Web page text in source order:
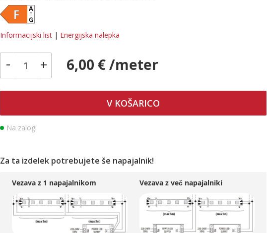
Informacijski list | Energijska nalepka
- + 6,00 € /meter
V KOŠARICO
Na zalogi
Za ta izdelek potrebujete še napajalnik!
Vezava z 1 napajalnikom Vezava z več napajalniki